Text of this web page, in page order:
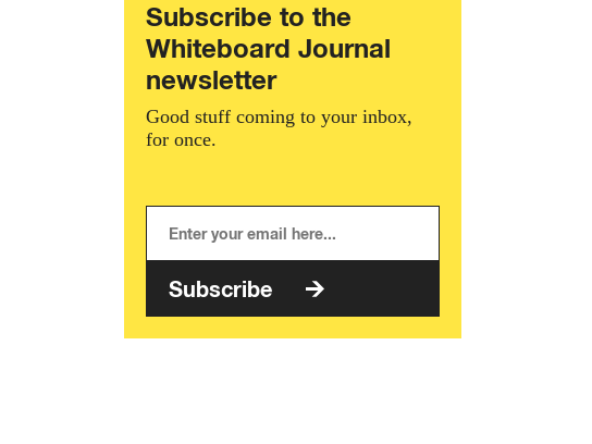
Subscribe to the
Whiteboard Journal
newsletter
Good stuff coming to your inbox,
for once.
Subscribe